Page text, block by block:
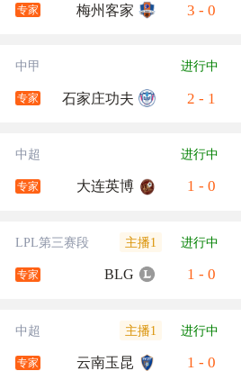
专家 梅州客家 3 - 0
中甲 进行中
专家 石家庄功夫 2 - 1
中超 进行中
专家 大连英博 1 - 0
LPL第三赛段 主播1 进行中
专家 BLG 1 - 0
中超 主播1 进行中
专家 云南玉昆 1 - 0